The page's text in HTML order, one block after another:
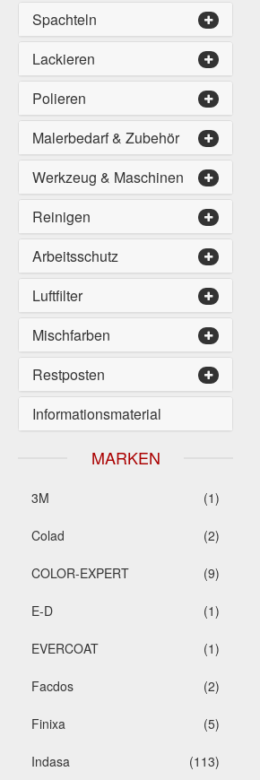
Spachteln
Lackieren
Polieren
Malerbedarf & Zubehör
Werkzeug & Maschinen
Reinigen
Arbeitsschutz
Luftfilter
Mischfarben
Restposten
Informationsmaterial
MARKEN
(1)
3M
(2)
Colad
(9)
COLOR-EXPERT
(1)
E-D
(1)
EVERCOAT
(2)
Facdos
(5)
Finixa
(113)
Indasa